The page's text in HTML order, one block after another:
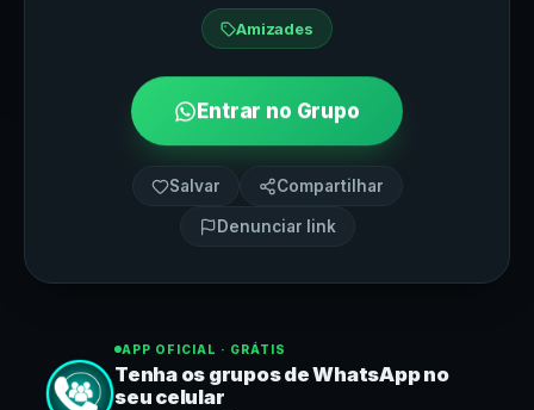
Amizades
Entrar no Grupo
Salvar Compartilhar
Denunciar link
APP OFICIAL · GRÁTIS
Tenha os grupos deWhatsAppno
seu celular